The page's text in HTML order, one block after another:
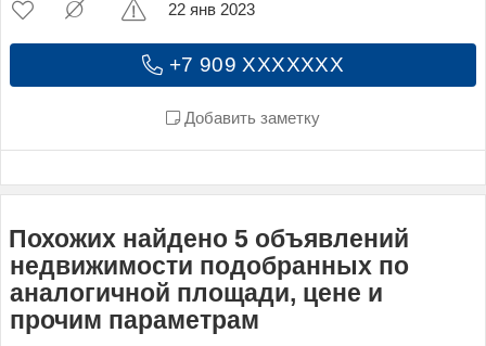
+7 909 XXXXXXX
Добавить заметку
22 янв 2023
Похожих найдено 5 объявлений
недвижимости подобранных по
аналогичной площади, цене и
прочим параметрам